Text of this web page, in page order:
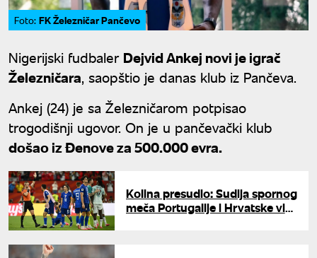
Foto: FK Železničar Pančevo
Nigerijski fudbaler Dejvid Ankej novi je igrač
Železničara, saopštio je danas klub iz Pančeva.
Ankej (24) je sa Železničarom potpisao
trogodišnji ugovor. On je u pančevački klub
došao iz Đenove za 500.000 evra.
Kolina presudio: Sudija spornog
meča Portugalije i Hrvatske više